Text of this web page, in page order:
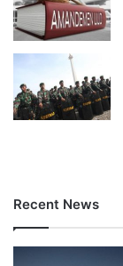
Recent News